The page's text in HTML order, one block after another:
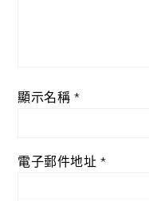
顯示名稱 *
電子郵件地址 *